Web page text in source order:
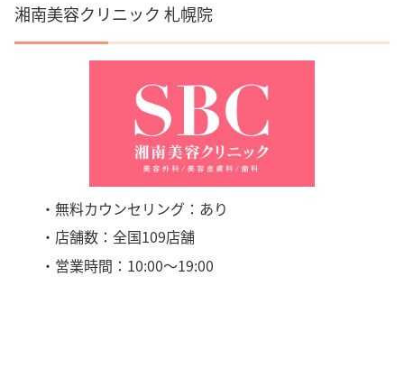
湘南美容クリニック 札幌院
・無料カウンセリング：あり
・店舗数：全国109店舗
・営業時間：10:00〜19:00